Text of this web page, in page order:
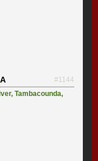
#1144
,Tambacounda,